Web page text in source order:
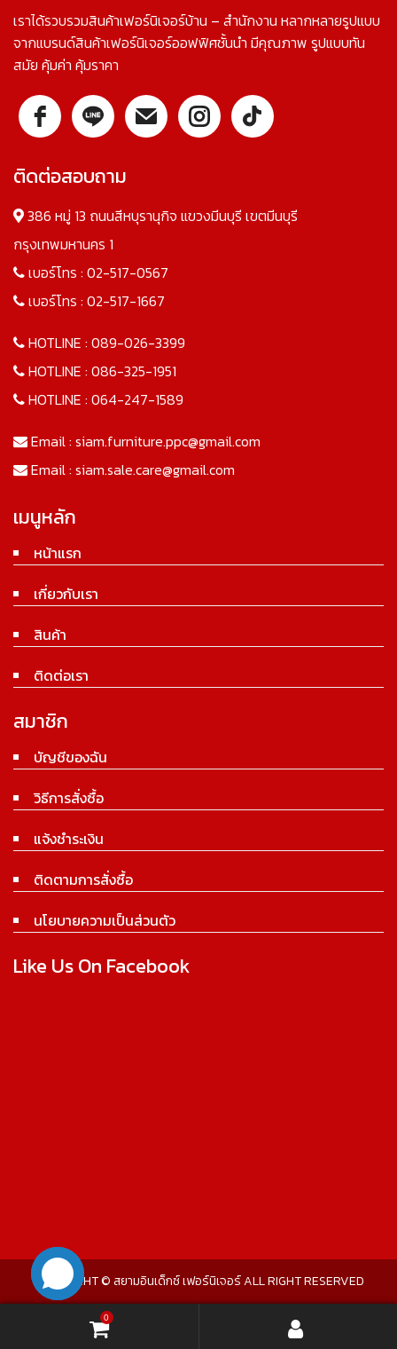
เราได้รวบรวมสินค้าเฟอร์นิเจอร์บ้าน – สำนักงาน หลากหลายรูปแบบ
จากแบรนด์สินค้าเฟอร์นิเจอร์ออฟฟิศชั้นนำ มีคุณภาพ รูปแบบทัน
สมัย คุ้มค่า คุ้มราคา
ติดต่อสอบถาม
386 หมู่ 13 ถนนสีหบุรานุกิจ แขวงมีนบุรี เขตมีนบุรี
กรุงเทพมหานคร 1
เบอร์โทร : 02-517-0567
เบอร์โทร : 02-517-1667
HOTLINE : 089-026-3399
HOTLINE : 086-325-1951
HOTLINE : 064-247-1589
Email : siam.furniture.ppc@gmail.com
Email : siam.sale.care@gmail.com
เมนูหลัก
หน้าแรก
เกี่ยวกับเรา
สินค้า
ติดต่อเรา
สมาชิก
บัญชีของฉัน
วิธีการสั่งซื้อ
แจ้งชำระเงิน
ติดตามการสั่งซื้อ
นโยบายความเป็นส่วนตัว
Like Us On Facebook
COPYRIGHT © สยามอินเด็กซ์ เฟอร์นิเจอร์ ALL RIGHT RESERVED
0